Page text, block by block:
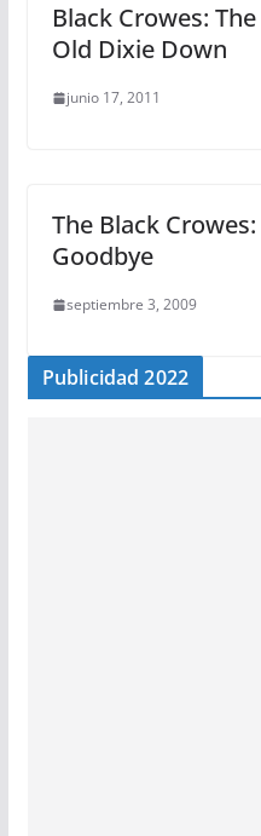
Black Crowes:
Old Dixie Down
junio 17, 2011
The Black
Goodbye
septiembre 3, 2009
Publicidad 2022